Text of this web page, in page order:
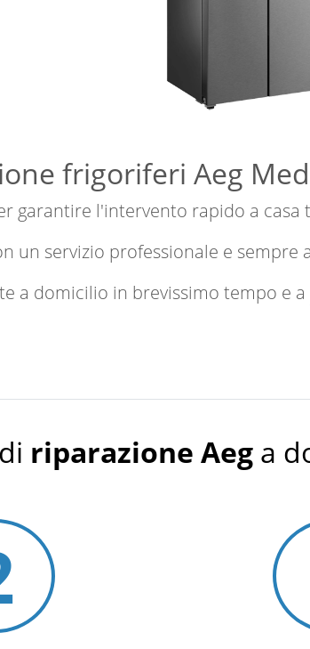
frigoriferi Aeg
garantire l'intervento rapido a casa
un servizio professionale e sempre
a domicilio in brevissimo tempo e a
riparazione Aeg a